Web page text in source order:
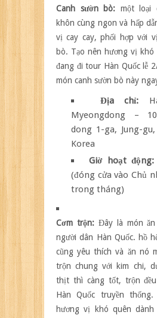
Canh sườn bò: một loại
khôn cùng ngon và hấp
vị cay cay, phối hợp với
bò. Tạo nên hương vị khó
đang đi tour Hàn Quốc lễ
món canh sườn bò này
Địa chỉ:
Myeongdong –
dong 1-ga, Jung-
Korea
Giờ hoạt động:
(đóng cửa vào Chủ
trong tháng)
Cơm trộn: Đây là món
người dân Hàn Quốc. hồ
cũng yêu thích và ăn nó
trộn chung với kim chi,
thịt thì càng tốt, trộn
Hàn Quốc truyền
hương vị khó quên dành